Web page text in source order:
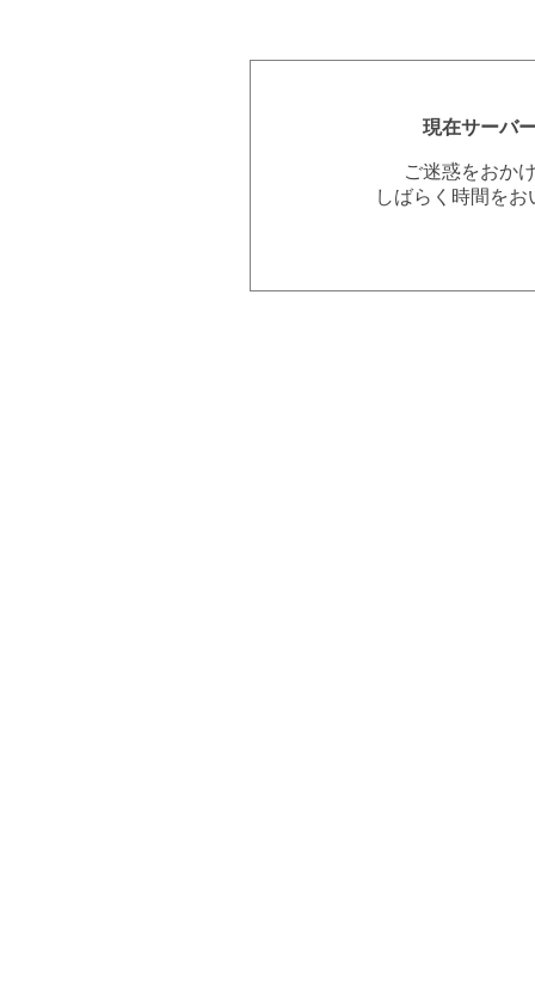
現在サーバ
ご迷惑をおか
しばらく時間を